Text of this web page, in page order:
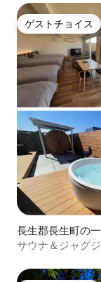
ゲストチョイス
ゲストチョイス
長生郡長生町の
サウナ＆ジャグ